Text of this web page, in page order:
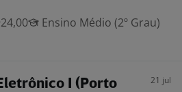
Ensino Médio (2º Grau)
I (Porto
21 jul